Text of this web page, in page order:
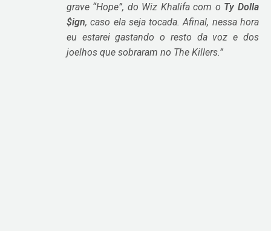
grave “Hope”, do Wiz Khalifa com o Ty Dolla
$ign, caso ela seja tocada. Afinal, nessa hora
eu estarei gastando o resto da voz e dos
joelhos que sobraram no The Killers.”